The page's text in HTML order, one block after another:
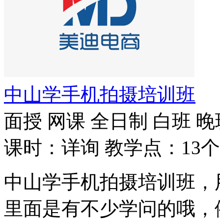
中山学手机拍摄培训班
面授 网课 全日制 白班 晚
课时：详询 教学点：13个
中山学手机拍摄培训班
里面是有不少学问的哦